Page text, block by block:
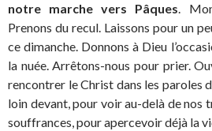
notre marche vers Pâques.
Prenons du recul. Laissons pour un
ce dimanche. Donnons à Dieu
la nuée. Arrêtons-nous pour prier.
rencontrer le Christ dans les paroles
loin devant, pour voir au-delà de nos
souffrances, pour apercevoir déjà la